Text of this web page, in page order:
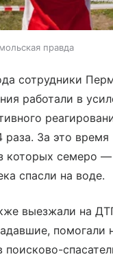
правда
сотрудники
работали в
раза. За это время
которых семеро
спасли на воде.
выезжали на
помогали
поисково-